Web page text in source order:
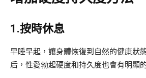
1.按時休息
早睡早起，讓身體恢復到自然的健康狀
后，性愛勃起硬度和持久度也會有明顯